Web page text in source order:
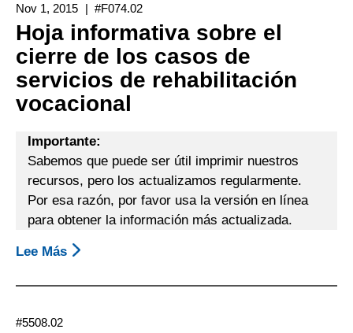
Para
Estudiantes
Nov 1, 2015 #F074.02
Hoja informativa sobre el
cierre de los casos de
servicios de rehabilitación
vocacional
Importante:
Sabemos que puede ser útil imprimir nuestros
recursos, pero los actualizamos regularmente.
Por esa razón, por favor usa la versión en línea
para obtener la información más actualizada.
Lee Más Sobre
Informativa
#5508.02